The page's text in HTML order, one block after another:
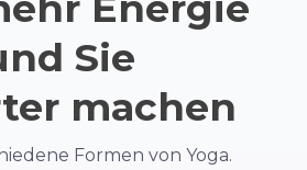
Sie
machen
Formen von Yoga.